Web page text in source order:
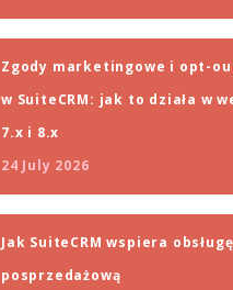
Zgody marketingowe i opt-
w SuiteCRM: jak to działa w
7.x i 8.x
24 July 2026
Jak SuiteCRM wspiera obsługę
posprzedażową